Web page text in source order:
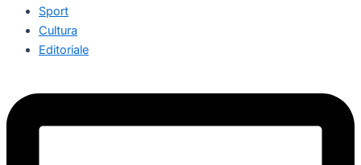
Sport
Cultura
Editoriale